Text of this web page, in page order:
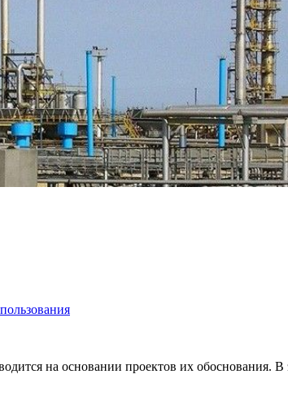
на основании проектов их обоснования.